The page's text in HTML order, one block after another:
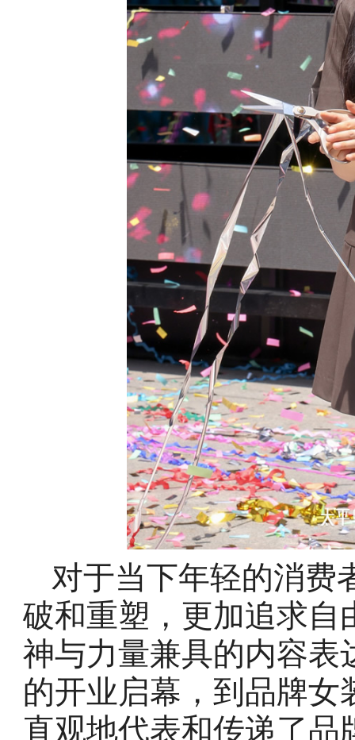
对于当下年轻的消费
破和重塑，更加追求自
神与力量兼具的内容表
的开业启幕，到品牌
直观地代表和传递了